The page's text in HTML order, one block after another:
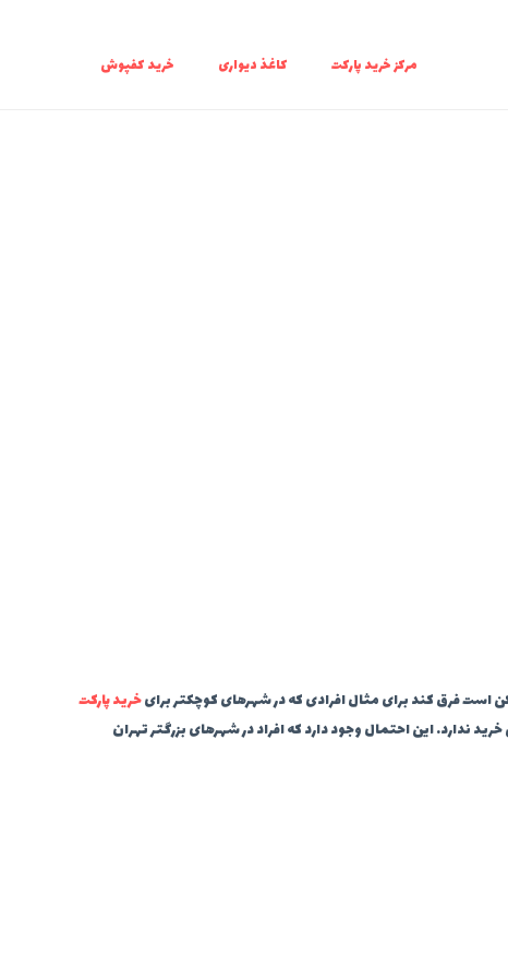
مرکز خرید پارکت کاغذ دیواری خرید کفپوش
فرق کند برای مثال افرادی که در شهرهای کوچکتر برایخرید پارکت
ندارد. این احتمال وجود دارد که افراد در شهرهای بزرگتر تهران